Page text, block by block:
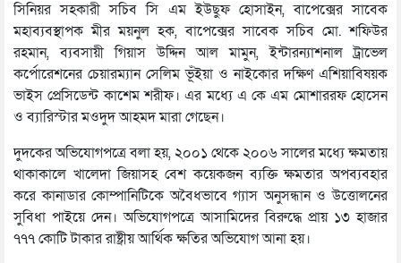
সিনিয়র সহকারী সচিব সি এম ইউছুফ হোসাইন, বাপেক্সের সাবেক
মহাব্যবস্থাপক মীর ময়নুল হক, বাপেক্সের সাবেক সচিব মো. শফিউর
রহমান, ব্যবসায়ী গিয়াস উদ্দিন আল মামুন, ইন্টারন্যাশনাল ট্রাভেল
কর্পোরেশনের চেয়ারম্যান সেলিম ভূঁইয়া ও নাইকোর দক্ষিণ এশিয়াবিষয়ক
ভাইস প্রেসিডেন্ট কাশেম শরীফ। এর মধ্যে এ কে এম মোশাররফ হোসেন
ও ব্যারিস্টার মওদুদ আহমদ মারা গেছেন।
দুদকের অভিযোগপত্রে বলা হয়, ২০০১ থেকে ২০০৬ সালের মধ্যে ক্ষমতায়
থাকাকালে খালেদা জিয়াসহ বেশ কয়েকজন ব্যক্তি ক্ষমতার অপব্যবহার
করে কানাডার কোম্পানিটিকে অবৈধভাবে গ্যাস অনুসন্ধান ও উত্তোলনের
সুবিধা পাইয়ে দেন। অভিযোগপত্রে আসামিদের বিরুদ্ধে প্রায় ১৩ হাজার
৭৭৭ কোটি টাকার রাষ্ট্রীয় আর্থিক ক্ষতির অভিযোগ আনা হয়।